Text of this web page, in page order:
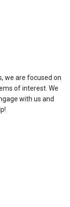
we are focused on
of interest. We
with us and